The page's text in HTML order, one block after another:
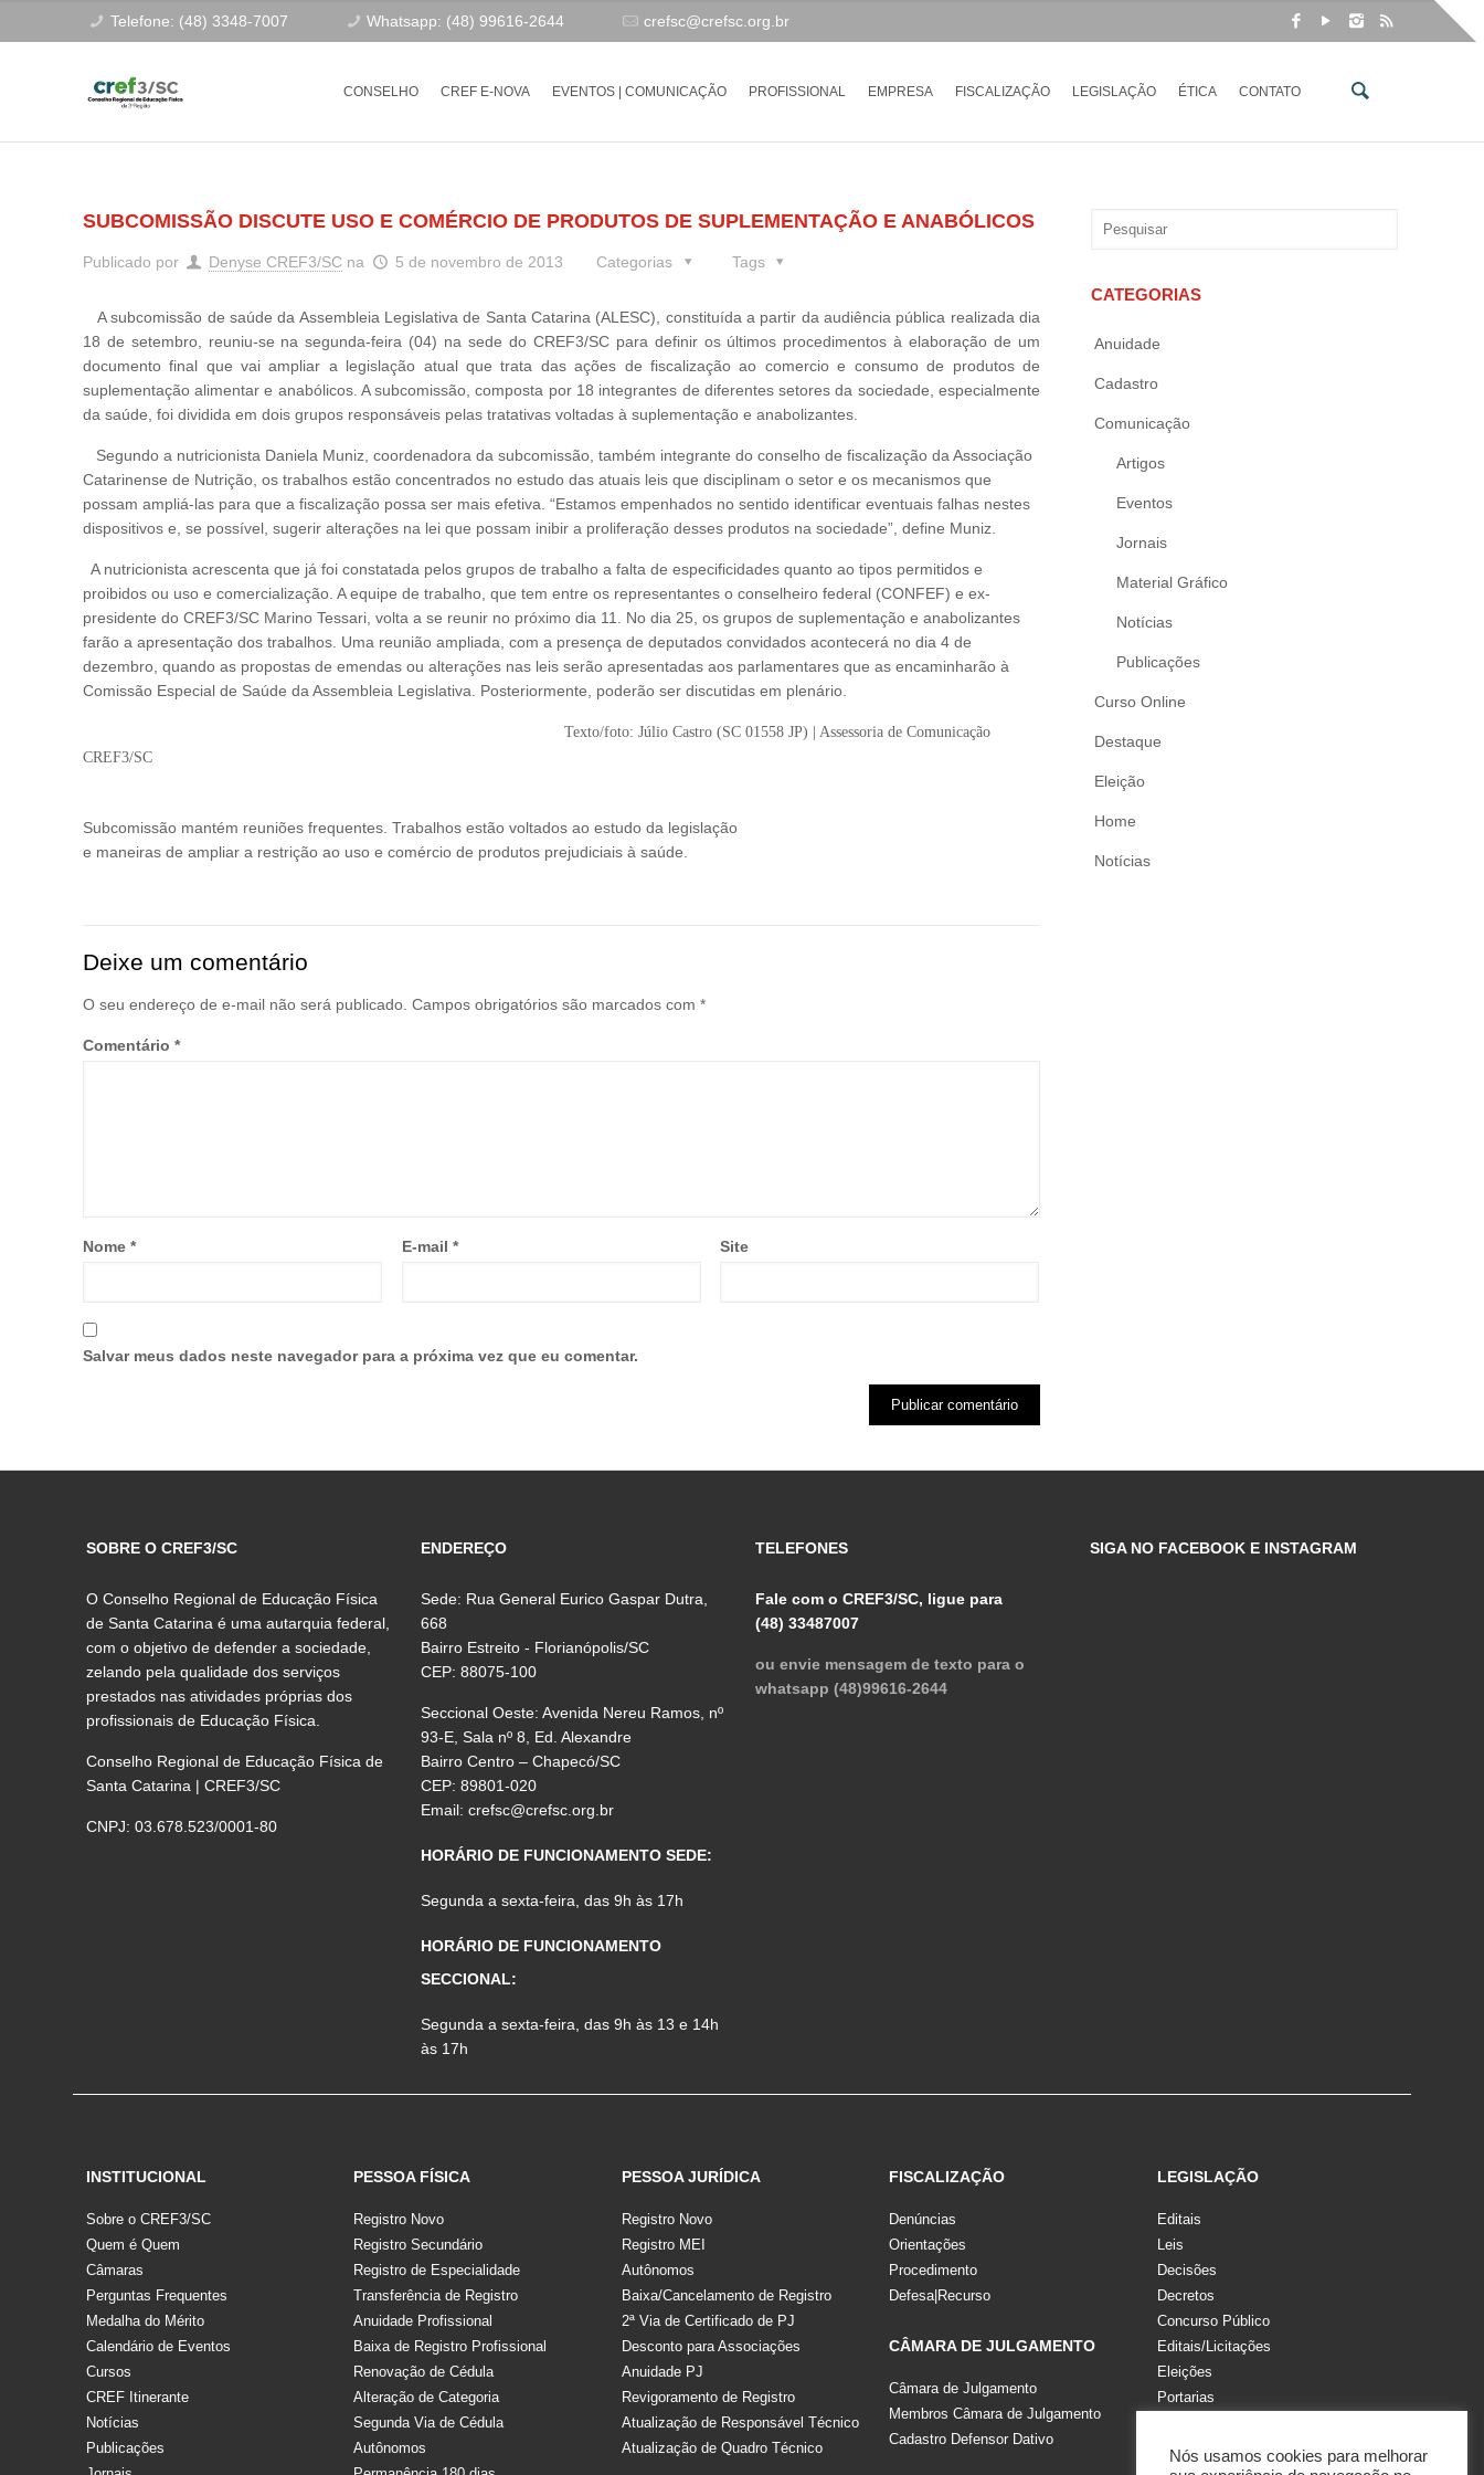
Telefone: (48) 3348-7007 Whatsapp: (48) 99616-2644 crefsc@crefsc.org.br
CONSELHO CREF E-NOVA EVENTOS | COMUNICAÇÃO PROFISSIONAL EMPRESA FISCALIZAÇÃO LEGISLAÇÃO ÉTICA CONTATO
SUBCOMISSÃO DISCUTE USO E COMÉRCIO DE PRODUTOS DE SUPLEMENTAÇÃO E ANABÓLICOS
Publicado por Denyse CREF3/SC na 5 de novembro de 2013 Categorias Tags
A subcomissão de saúde da Assembleia Legislativa de Santa Catarina (ALESC), constituída a partir da audiência pública realizada dia
18 de setembro, reuniu-se na segunda-feira (04) na sede do CREF3/SC para definir os últimos procedimentos à elaboração de um
documento final que vai ampliar a legislação atual que trata das ações de fiscalização ao comercio e consumo de produtos de
suplementação alimentar e anabólicos. A subcomissão, composta por 18 integrantes de diferentes setores da sociedade, especialmente
da saúde, foi dividida em dois grupos responsáveis pelas tratativas voltadas à suplementação e anabolizantes.
Segundo a nutricionista Daniela Muniz, coordenadora da subcomissão, também integrante do conselho de fiscalização da Associação
Catarinense de Nutrição, os trabalhos estão concentrados no estudo das atuais leis que disciplinam o setor e os mecanismos que
possam ampliá-las para que a fiscalização possa ser mais efetiva. “Estamos empenhados no sentido identificar eventuais falhas nestes
dispositivos e, se possível, sugerir alterações na lei que possam inibir a proliferação desses produtos na sociedade”, define Muniz.
A nutricionista acrescenta que já foi constatada pelos grupos de trabalho a falta de especificidades quanto ao tipos permitidos e
proibidos ou uso e comercialização. A equipe de trabalho, que tem entre os representantes o conselheiro federal (CONFEF) e ex-
presidente do CREF3/SC Marino Tessari, volta a se reunir no próximo dia 11. No dia 25, os grupos de suplementação e anabolizantes
farão a apresentação dos trabalhos. Uma reunião ampliada, com a presença de deputados convidados acontecerá no dia 4 de
dezembro, quando as propostas de emendas ou alterações nas leis serão apresentadas aos parlamentares que as encaminharão à
Comissão Especial de Saúde da Assembleia Legislativa. Posteriormente, poderão ser discutidas em plenário.
Texto/foto: Júlio Castro (SC 01558 JP) | Assessoria de Comunicação
CREF3/SC
Subcomissão mantém reuniões frequentes. Trabalhos estão voltados ao estudo da legislação
e maneiras de ampliar a restrição ao uso e comércio de produtos prejudiciais à saúde.
Deixe um comentário
O seu endereço de e-mail não será publicado. Campos obrigatórios são marcados com *
Comentário *
Nome * E-mail * Site
Salvar meus dados neste navegador para a próxima vez que eu comentar.
CATEGORIAS
Anuidade
Cadastro
Comunicação
Artigos
Eventos
Jornais
Material Gráfico
Notícias
Publicações
Curso Online
Destaque
Eleição
Home
Notícias
SOBRE O CREF3/SC
O Conselho Regional de Educação Física
de Santa Catarina é uma autarquia federal,
com o objetivo de defender a sociedade,
zelando pela qualidade dos serviços
prestados nas atividades próprias dos
profissionais de Educação Física.
Conselho Regional de Educação Física de
Santa Catarina | CREF3/SC
CNPJ: 03.678.523/0001-80
ENDEREÇO
Sede: Rua General Eurico Gaspar Dutra,
668
Bairro Estreito - Florianópolis/SC
CEP: 88075-100
Seccional Oeste: Avenida Nereu Ramos, nº
93-E, Sala nº 8, Ed. Alexandre
Bairro Centro – Chapecó/SC
CEP: 89801-020
Email:crefsc@crefsc.org.br
HORÁRIO DE FUNCIONAMENTO SEDE:
Segunda a sexta-feira, das 9h às 17h
HORÁRIO DE FUNCIONAMENTO
SECCIONAL:
Segunda a sexta-feira, das 9h às 13 e 14h
às 17h
TELEFONES
Fale com o CREF3/SC, ligue para
(48) 33487007
ou envie mensagem de texto para o
whatsapp (48)99616-2644
SIGA NO FACEBOOK E INSTAGRAM
INSTITUCIONAL
Sobre o CREF3/SC
Quem é Quem
Câmaras
Perguntas Frequentes
Medalha do Mérito
Calendário de Eventos
Cursos
CREF Itinerante
Notícias
Publicações
PESSOA FÍSICA
Registro Novo
Registro Secundário
Registro de Especialidade
Transferência de Registro
Anuidade Profissional
Baixa de Registro Profissional
Renovação de Cédula
Alteração de Categoria
Segunda Via de Cédula
Autônomos
PESSOA JURÍDICA
Registro Novo
Registro MEI
Autônomos
Baixa/Cancelamento de Registro
2ª Via de Certificado de PJ
Desconto para Associações
Anuidade PJ
Revigoramento de Registro
Atualização de Responsável Técnico
Atualização de Quadro Técnico
FISCALIZAÇÃO
Denúncias
Orientações
Procedimento
Defesa|Recurso
CÂMARA DE JULGAMENTO
Câmara de Julgamento
Membros Câmara de Julgamento
Cadastro Defensor Dativo
LEGISLAÇÃO
Editais
Leis
Decisões
Decretos
Concurso Público
Editais/Licitações
Eleições
Portarias
Resoluções
Nós usamos cookies para melhorar